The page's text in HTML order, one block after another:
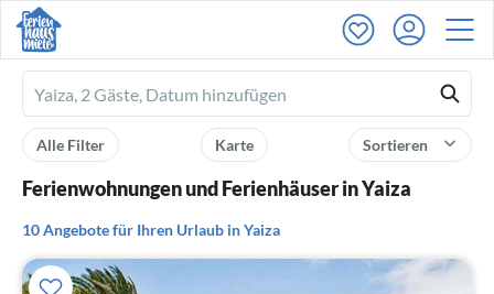
Ferienhausmiete
logo
Sortieren
Karte
Alle Filter
Ferienwohnungen und Ferienhäuser in Yaiza
10 Angebote für Ihren Urlaub in Yaiza